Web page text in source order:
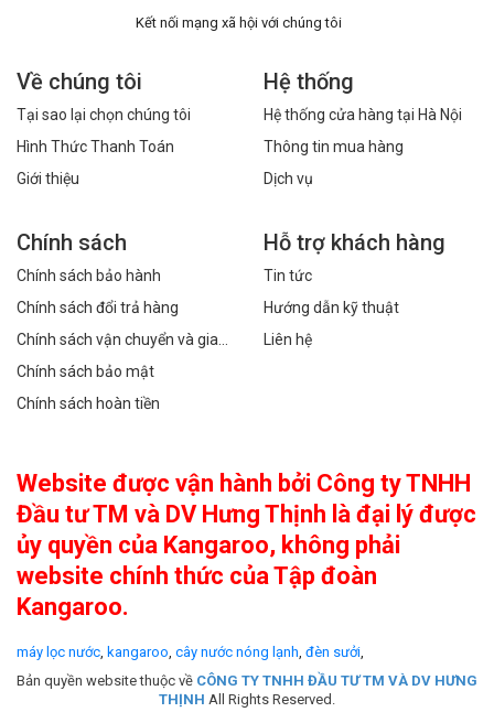
Kết nối mạng xã hội với chúng tôi
Về chúng tôi
Tại sao lại chọn chúng tôi
Hình Thức Thanh Toán
Giới thiệu
Hệ thống
Hệ thống cửa hàng tại Hà Nội
Thông tin mua hàng
Dịch vụ
Chính sách
Chính sách bảo hành
Chính sách đổi trả hàng
Chính sách vận chuyển và giao
hàng
Chính sách bảo mật
Chính sách hoàn tiền
Hỗ trợ khách hàng
Tin tức
Hướng dẫn kỹ thuật
Liên hệ
Website được vận hành bởi Công ty TNHH
Đầu tư TM và DV Hưng Thịnh là đại lý được
ủy quyền của Kangaroo, không phải
website chính thức của Tập đoàn
Kangaroo.
máy lọc nước, kangaroo, cây nước nóng lạnh, đèn sưởi,
Bản quyền website thuộc về CÔNG TY TNHH ĐẦU TƯ TM VÀ DV HƯNG
THỊNH All Rights Reserved.